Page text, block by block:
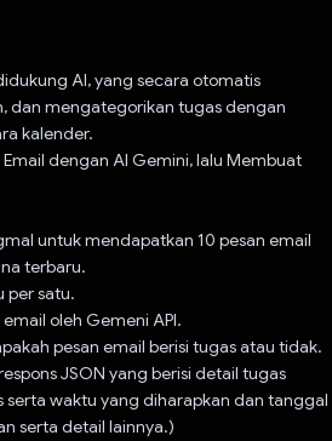
AI, yang secara otomatis
dan mengategorikan tugas dengan
kalender.
dengan AI Gemini, lalu Membuat
untuk mendapatkan 10 pesan email
terbaru.
per satu.
oleh Gemeni API.
pesan email berisi tugas atau tidak.
JSON yang berisi detail tugas
serta waktu yang diharapkan dan tanggal
serta detail lainnya.)